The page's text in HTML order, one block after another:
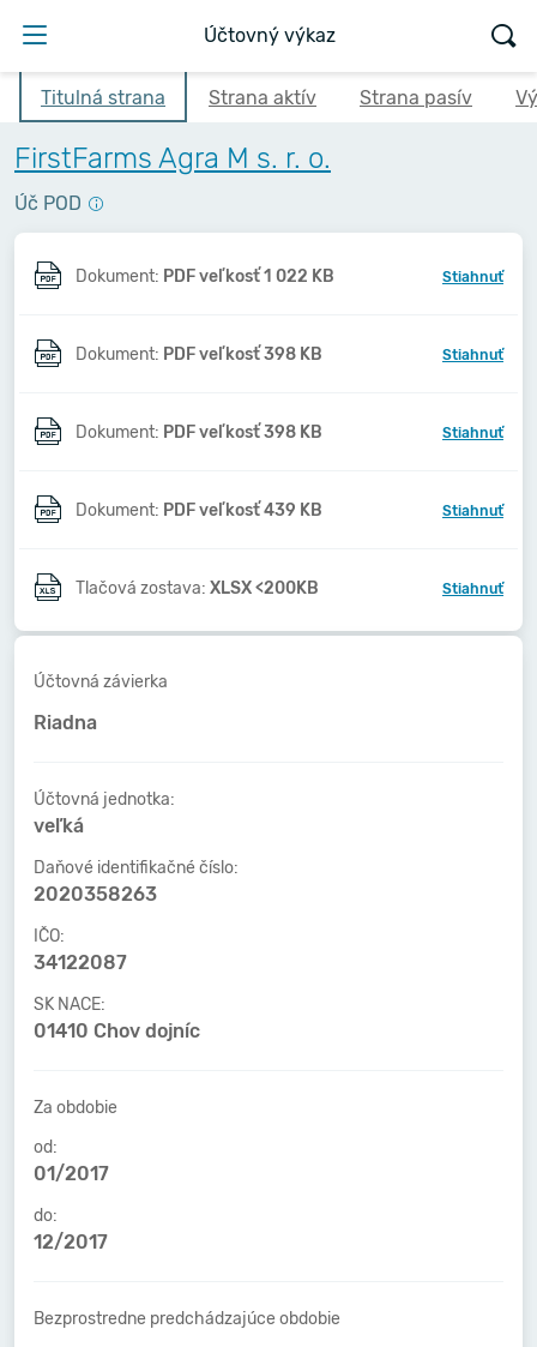
Účtovný výkaz
Titulná strana Strana aktív Strana pasív
FirstFarms Agra M s. r. o.
Úč POD
Dokument: PDF veľkosť 1 022 KB Stiahnuť
Dokument: PDF veľkosť 398 KB Stiahnuť
Dokument: PDF veľkosť 398 KB Stiahnuť
Dokument: PDF veľkosť 439 KB Stiahnuť
Tlačová zostava: XLSX <200KB Stiahnuť
Účtovná závierka
Riadna
Účtovná jednotka:
veľká
Daňové identifikačné číslo:
2020358263
IČO:
34122087
SK NACE:
01410 Chov dojníc
Za obdobie
od:
01/2017
do:
12/2017
Bezprostredne predchádzajúce obdobie